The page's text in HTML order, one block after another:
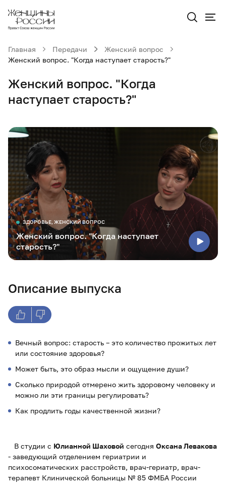
Главная Передачи
Женский вопрос
Женский вопрос. "Когда наступает старость?"
Женский вопрос. "Когда
наступает старость?"
ЗДОРОВЬЕ, ЖЕНСКИЙ ВОПРОС
Женский вопрос. "Когда наступает
старость?"
Описание выпуска
Вечный вопрос: старость – это количество прожитых лет
или состояние здоровья?
Может быть, это образ мысли и ощущение души?
Сколько природой отмерено жить здоровому человеку и
можно ли эти границы регулировать?
Как продлить годы качественной жизни?
В студии с Юлианной Шаховой сегодня Оксана Левакова
- заведующий отделением гериатрии и
психосоматических расстройств, врач-гериатр, врач-
терапевт Клинической больницы № 85 ФМБА России